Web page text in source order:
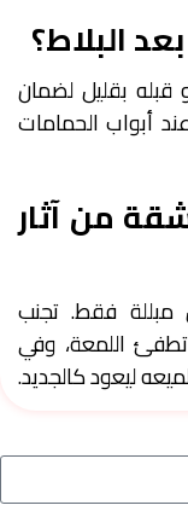
البلاط؟
قبله بقليل لضمان
أبواب الحمامات
من آثار
فقط. تجنب
اللمعة، وفي
ليعود كالجديد.